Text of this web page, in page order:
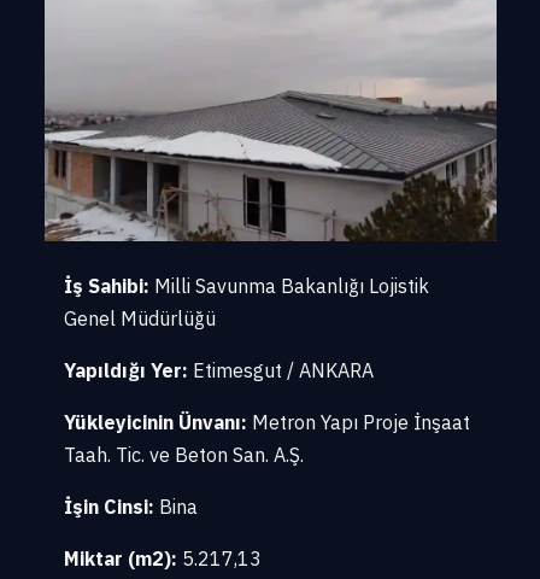
İş Sahibi: Milli Savunma Bakanlığı Lojistik
Genel Müdürlüğü
Yapıldığı Yer: Etimesgut / ANKARA
Yükleyicinin Ünvanı: Metron Yapı Proje İnşaat
Taah. Tic. ve Beton San. A.Ş.
İşin Cinsi: Bina
Miktar (m2): 5.217,13